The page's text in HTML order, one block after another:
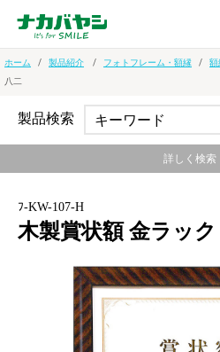
ホーム 製品紹介 フォトフレーム・額縁 額
八二
ﾌ-KW-107-H
木製賞状額 金ラッ
製品検索
詳しく検索